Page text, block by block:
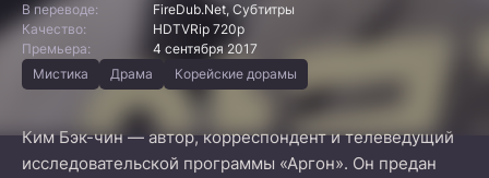
В переводе:
FireDub.Net, Субтитры
Качество:
HDTVRip 720p
Премьера:
4 сентября 2017
Мистика
Драма Корейские дорамы
Ким Бэк-чин — автор, корреспондент и телеведущий
исследовательской программы «Аргон». Он предан